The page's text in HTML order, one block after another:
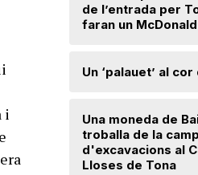
i
de l’entrada per
faran un
Un ‘palauet’ al
Una moneda de
troballa de la
d'excavacions al
Lloses de Tona